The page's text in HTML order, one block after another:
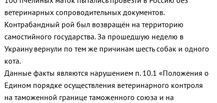
ветеринарных сопроводительных документов.
Контрабандный рой был возвращён на территорию
самостийного государства. За прошедшую неделю в
Украину вернули по тем же причинам шесть собак и одного
кота.
Данные факты являются нарушением п. 10.1 «Положения о
Едином порядке осуществления ветеринарного контроля
на таможенной границе таможенного союза и на